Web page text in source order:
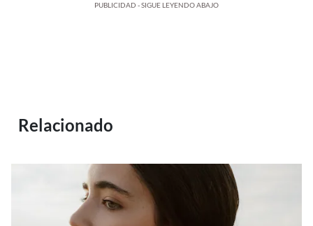
PUBLICIDAD - SIGUE LEYENDO ABAJO
Relacionado